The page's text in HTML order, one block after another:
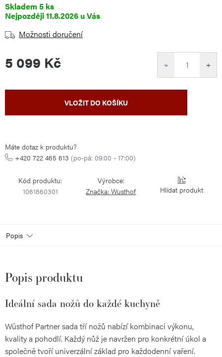
Skladem 5 ks
11.8.2026
Možnosti doručení
5 099 Kč +
−
VLOŽIT DO KOŠÍKU
Máte dotaz k produktu?
+420 722 465 613 (po-pá: 09:00 - 17:00)
Kód produktu:
1061860301
Výrobce:
Značka:Wusthof Hlídat
Popis
Popis produktu
Ideální sada nožů do každé kuchyně
Wüsthof Partner sada tří nožů nabízí kombinaci výkonu,
kvality a pohodlí. Každý nůž je navržen pro konkrétní úkol a
společně tvoří univerzální základ pro každodenní vaření.